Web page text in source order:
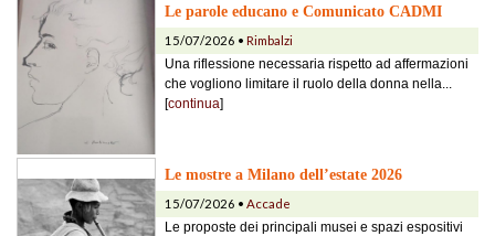
Le parole educano e Comunicato CADMI
15/07/2026 • Rimbalzi
Una riflessione necessaria rispetto ad affermazioni
che vogliono limitare il ruolo della donna nella...
[continua]
Le mostre a Milano dell’estate 2026
15/07/2026 • Accade
Le proposte dei principali musei e spazi espositivi